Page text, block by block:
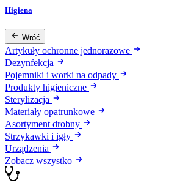
Higiena
Wróć
Artykuły ochronne jednorazowe
Dezynfekcja
Pojemniki i worki na odpady
Produkty higieniczne
Sterylizacja
Materiały opatrunkowe
Asortyment drobny
Strzykawki i igły
Urządzenia
Zobacz wszystko